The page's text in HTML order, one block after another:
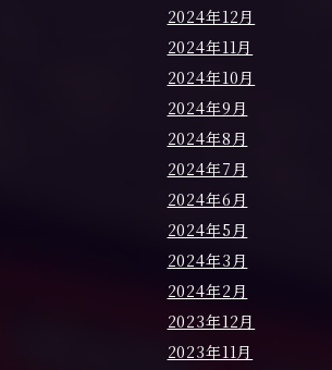
2024年12月
2024年11月
2024年10月
2024年9月
2024年8月
2024年7月
2024年6月
2024年5月
2024年3月
2024年2月
2023年12月
2023年11月